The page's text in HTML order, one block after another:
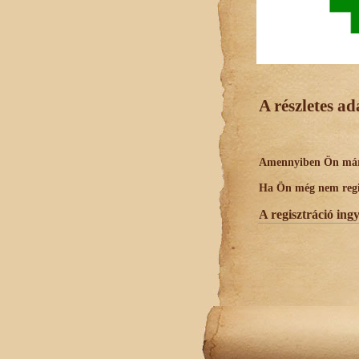
A részletes
Amennyiben Ön
Ha Ön még nem
A regisztráció